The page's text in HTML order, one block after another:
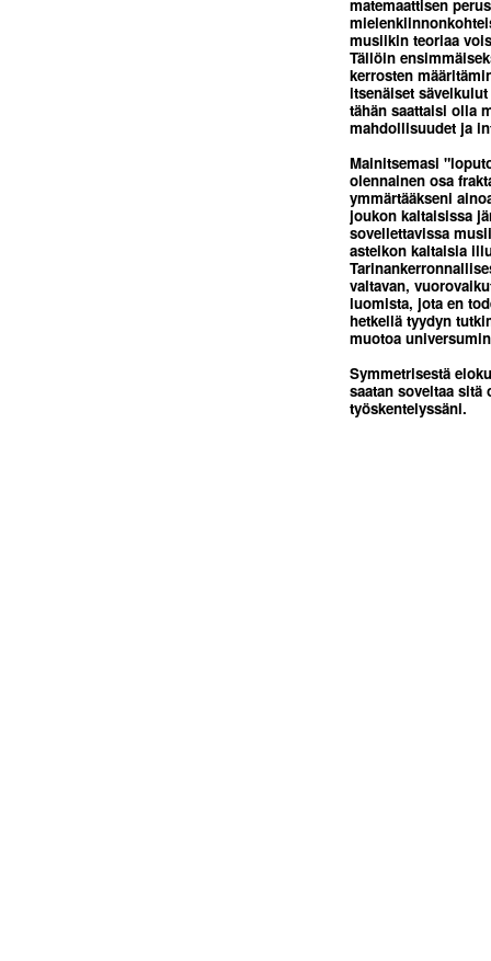
matemaattisen
musiikin teoriaa
Tällöin
kerrosten
itsenäiset
tähän saattaisi olla
mahdollisuudet ja
Mainitsemasi
olennainen osa
ymmärtääkseni
joukon kaltaisissa
sovellettavissa
asteikon kaltaisia
valtavan,
luomista, jota en
hetkellä tyydyn
muotoa
Symmetrisestä
saatan soveltaa sitä
työskentelyssäni.